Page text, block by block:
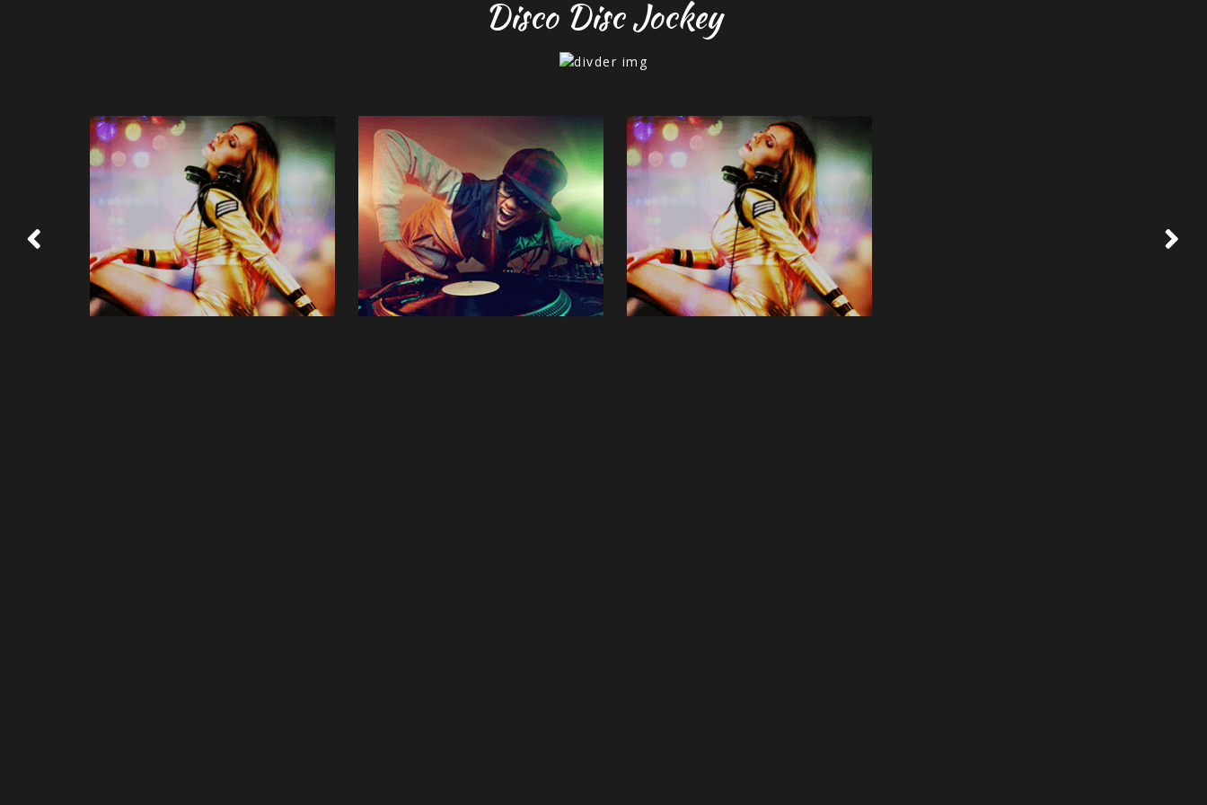
Disco Disc Jockey
HIRO ALOM BM RAFIQ SK SALIM